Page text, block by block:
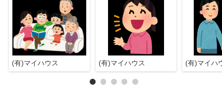
(有)マイハウス (有)マイハウス (有)マイ